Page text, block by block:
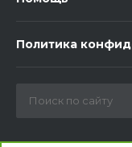
Политика